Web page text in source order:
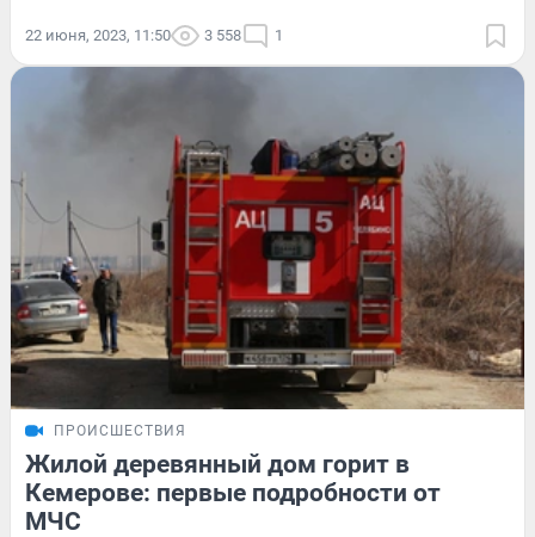
22 июня, 2023, 11:50 3 558 1
ПРОИСШЕСТВИЯ
Жилой деревянный дом горит в
Кемерове: первые подробности от
МЧС